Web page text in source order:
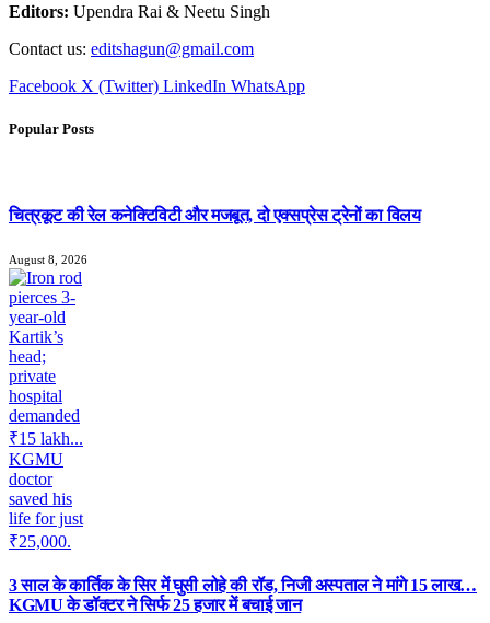
Editors: Upendra Rai & Neetu Singh
Contact us: editshagun@gmail.com
Facebook X (Twitter) LinkedIn WhatsApp
Popular Posts
चित्रकूट की रेल कनेक्टिविटी और मजबूत, दो एक्सप्रेस ट्रेनों का विलय
August 8, 2026
3 साल के कार्तिक के सिर में घुसी लोहे की रॉड, निजी अस्पताल ने मांगे 15 लाख…
KGMU के डॉक्टर ने सिर्फ 25 हजार में बचाई जान